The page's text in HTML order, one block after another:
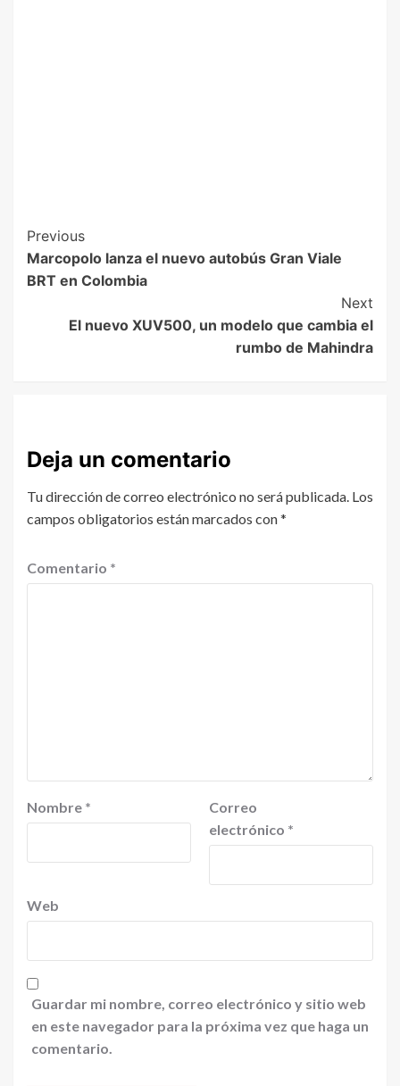
Previous
Marcopolo lanza el nuevo autobús Gran Viale
BRT en Colombia
Next
El nuevo XUV500, un modelo que cambia el
rumbo de Mahindra
Deja un comentario
Tu dirección de correo electrónico no será publicada. Los
campos obligatorios están marcados con*
Comentario *
Nombre *
Correo
electrónico *
Web
Guardar mi nombre, correo electrónico y sitio web
en este navegador para la próxima vez que haga un
comentario.